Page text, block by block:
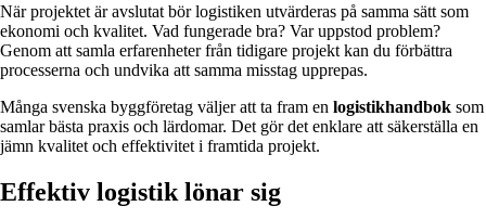
När projektet är avslutat bör logistiken utvärderas på samma sätt som
ekonomi och kvalitet. Vad fungerade bra? Var uppstod problem?
Genom att samla erfarenheter från tidigare projekt kan du förbättra
processerna och undvika att samma misstag upprepas.
Många svenska byggföretag väljer att ta fram en logistikhandbok som
samlar bästa praxis och lärdomar. Det gör det enklare att säkerställa en
jämn kvalitet och effektivitet i framtida projekt.
Effektiv logistik lönar sig